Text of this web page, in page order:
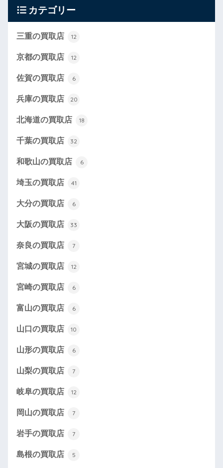
カテゴリー
三重の買取店 12
京都の買取店 12
佐賀の買取店 6
兵庫の買取店 20
北海道の買取店 18
千葉の買取店 32
和歌山の買取店 6
埼玉の買取店 41
大分の買取店 6
大阪の買取店 33
奈良の買取店 7
宮城の買取店 12
宮崎の買取店 6
富山の買取店 6
山口の買取店 10
山形の買取店 6
山梨の買取店 7
岐阜の買取店 12
岡山の買取店 7
岩手の買取店 7
島根の買取店 5